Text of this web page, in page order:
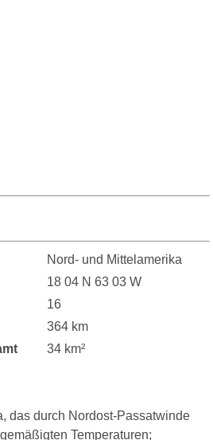
Nord- und Mittelamerika
18 04 N 63 03 W
16
364 km
34 km²
das durch Nordost-Passatwinde
Temperaturen;